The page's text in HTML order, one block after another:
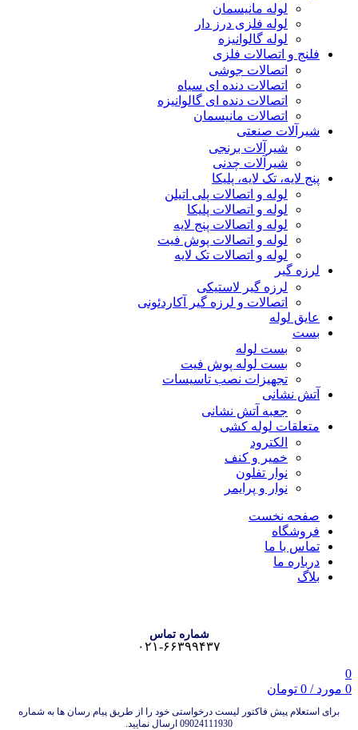
لوله مانیسمان
لوله فلزی درز دار
لوله گالوانیزه
فلنج و اتصالات فلزی
اتصالات جوشی
اتصالات دنده ای سیاه
اتصالات دنده ای گالوانیزه
اتصالات مانیسمان
شیرآلات صنعتی
شیرآلات برنجی
شیرآلات چدنی
پنج لایه، تک لایه، پلیکا
لوله و اتصالات پلی اتیلن
لوله و اتصالات پلیکا
لوله و اتصالات پنج لایه
لوله و اتصالات پوش فیت
لوله و اتصالات تک لایه
لرزه گیر
لرزه گیر لاستیکی
اتصالات و لرزه گیر آکاردئونی
عایق لوله
بست
بست لوله
بست لوله پوش فیت
تجهیزات نصب تاسیسات
آتش نشانی
جعبه آتش نشانی
متعلقات لوله کشی
الکترود
خمیر و کنف
نوار تفلون
نوار و پرایمر
صفحه نخست
فروشگاه
تماس با ما
درباره ما
بلاگ
شماره تماس
۰۲۱-۶۶۳۹۹۴۳۷
0
0 مورد /
0 تومان
برای استعلام پیش فاکتور لیست درخواستی خود را از طریق پیام رسان ها به شماره
09024111930 ارسال نمایید.